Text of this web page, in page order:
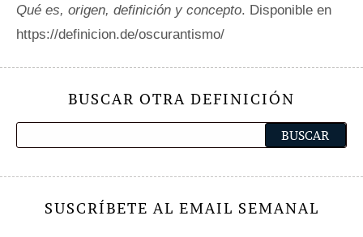
Qué es, origen, definición y concepto. Disponible en
https://definicion.de/oscurantismo/
BUSCAR OTRA DEFINICIÓN
SUSCRÍBETE AL EMAIL SEMANAL